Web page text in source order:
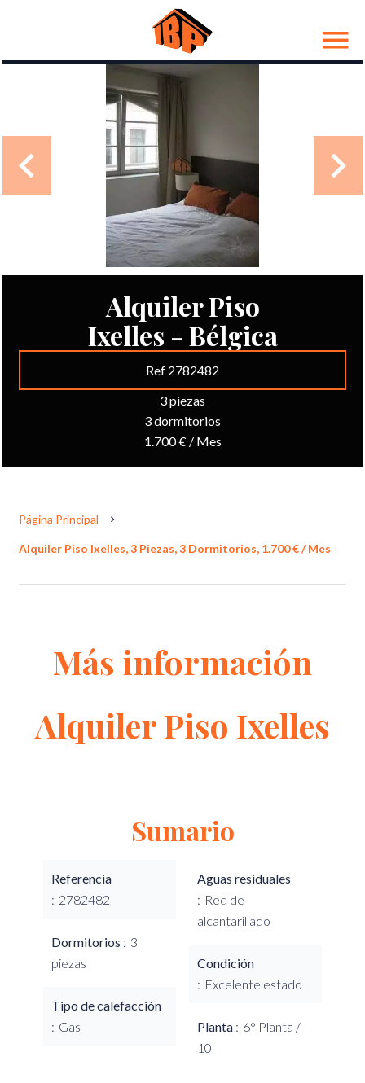
Alquiler Piso
Ixelles - Bélgica
Ref 2782482
3 piezas
3 dormitorios
1.700 € / Mes
Página Principal
Alquiler Piso Ixelles, 3 Piezas, 3 Dormitorios, 1.700 € / Mes
Más información
Alquiler Piso Ixelles
Sumario
Referencia
2782482
Dormitorios
3
piezas
Tipo de calefacción
Gas
Aguas residuales
Red de
alcantarillado
Condición
Excelente estado
Planta
6° Planta /
10